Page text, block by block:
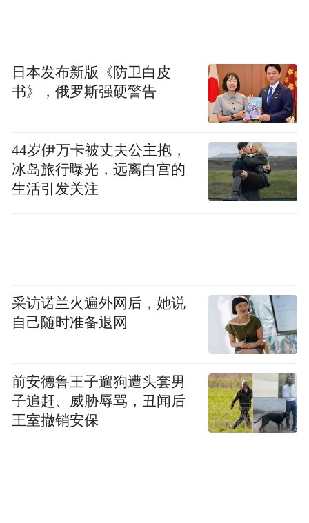
日本发布新版《防卫白皮
书》，俄罗斯强硬警告
44岁伊万卡被丈夫公主抱，
冰岛旅行曝光，远离白宫的
生活引发关注
采访诺兰火遍外网后，她说
自己随时准备退网
前安德鲁王子遛狗遭头套男
子追赶、威胁辱骂，丑闻后
王室撤销安保